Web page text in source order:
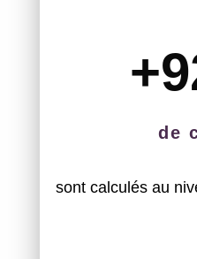
de
sont calculés au